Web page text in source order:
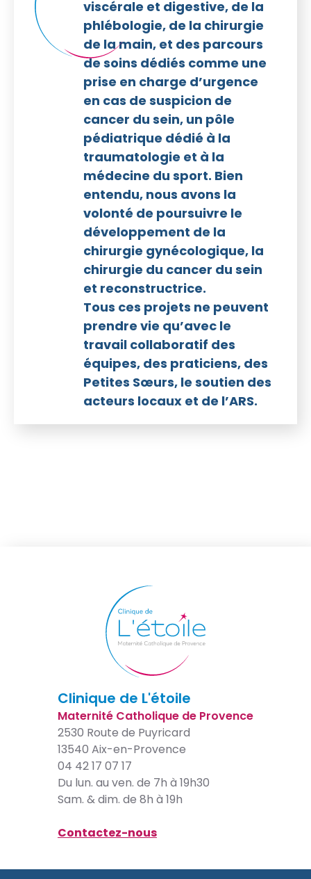
viscérale et digestive, de la
phlébologie, de la chirurgie
de la main, et des parcours
de soins dédiés comme une
prise en charge d’urgence
en cas de suspicion de
cancer du sein, un pôle
pédiatrique dédié à la
traumatologie et à la
médecine du sport. Bien
entendu, nous avons la
volonté de poursuivre le
développement de la
chirurgie gynécologique, la
chirurgie du cancer du sein
et reconstructrice.
Tous ces projets ne peuvent
prendre vie qu’avec le
travail collaboratif des
équipes, des praticiens, des
Petites Sœurs, le soutien des
acteurs locaux et de l’ARS.
Clinique de L'étoile
Maternité Catholique de Provence
2530 Route de Puyricard
13540 Aix-en-Provence
04 42 17 07 17
Du lun. au ven. de 7h à 19h30
Sam. & dim. de 8h à 19h
Contactez-nous